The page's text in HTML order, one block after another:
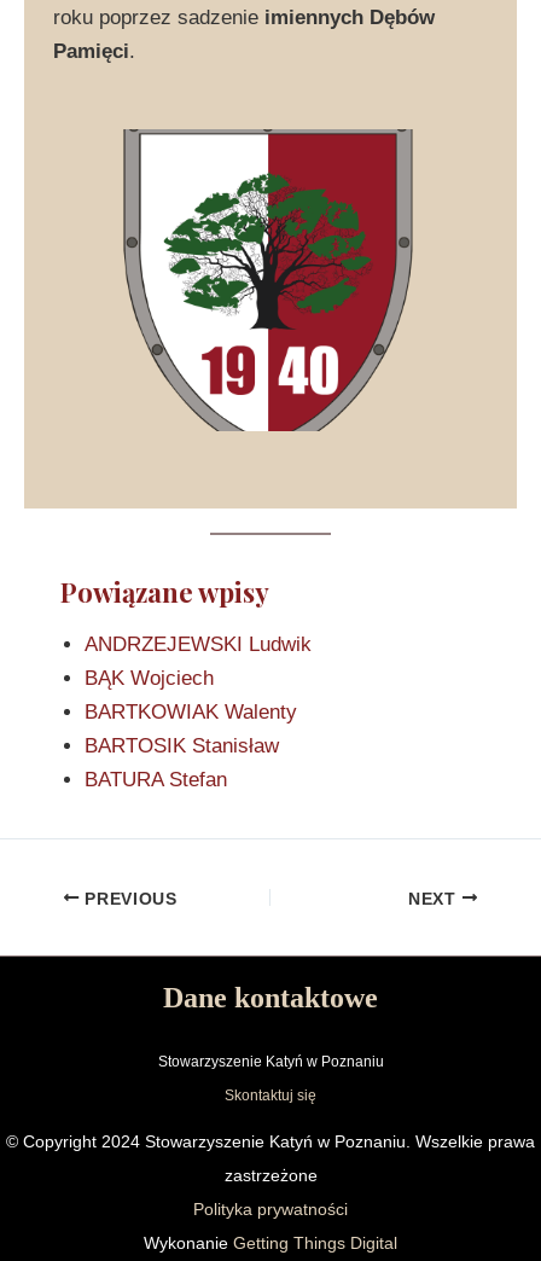
roku poprzez sadzenie imiennych Dębów
Pamięci.
Powiązane wpisy
ANDRZEJEWSKI Ludwik
BĄK Wojciech
BARTKOWIAK Walenty
BARTOSIK Stanisław
BATURA Stefan
PREVIOUS NEXT
Dane kontaktowe
Stowarzyszenie Katyń w Poznaniu
Skontaktuj się
© Copyright 2024 Stowarzyszenie Katyń w Poznaniu. Wszelkie prawa
zastrzeżone
Polityka prywatności
Wykonanie Getting Things Digital